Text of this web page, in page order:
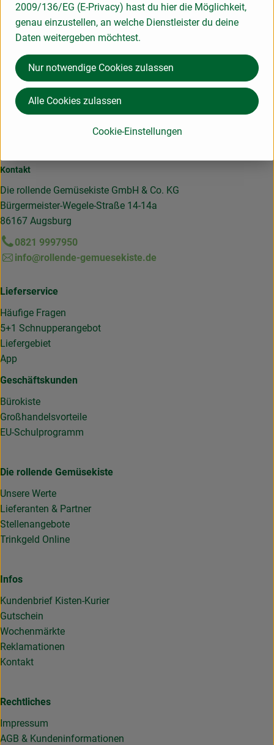
Herkunft
Hersteller: Schlachtenberger
88048 Friedrichshafen Deutschland
zur Webseite
Hier für unseren Newsletter anmelden und keine Infos
Kontakt
Die rollende Gemüsekiste GmbH & Co. KG
Bürgermeister-Wegele-Straße 14-14a
86167 Augsburg
0821 9997950
info@rollende-gemuesekiste.de
Lieferservice
Häufige Fragen
5+1 Schnupperangebot
Liefergebiet
App
Geschäftskunden
Bürokiste
Großhandelsvorteile
EU-Schulprogramm
Die rollende Gemüsekiste
Unsere Werte
Lieferanten & Partner
Stellenangebote
Trinkgeld Online
Infos
Kundenbrief Kisten-Kurier
Gutschein
Wochenmärkte
Reklamationen
Kontakt
Rechtliches
Impressum
AGB & Kundeninformationen
2009/136/EG (E-Privacy) hast du hier die Möglichkeit,
genau einzustellen, an welche Dienstleister du deine
Daten weitergeben möchtest.
Cookie-Einstellungen
Nur notwendige Cookies zulassen
Alle Cookies zulassen